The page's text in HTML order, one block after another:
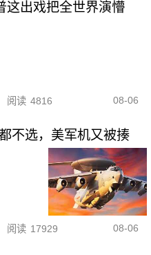
这出戏把全世界演懵
阅读 4816 08-06
不选，美军机又被揍
阅读 17929 08-06